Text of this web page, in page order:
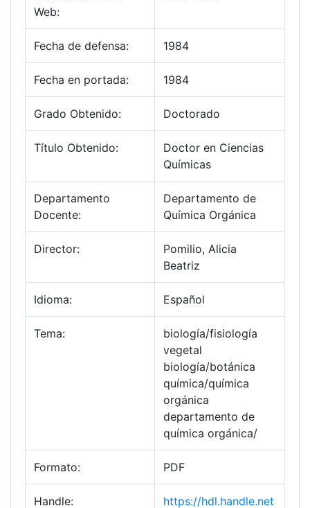
Web:
Fecha de defensa: 1984
Fecha en portada: 1984
Grado Obtenido: Doctorado
Título Obtenido:
Doctor en Ciencias
Químicas
Departamento
Docente:
Departamento de
Química Orgánica
Director:
Pomilio, Alicia
Beatriz
Idioma: Español
Tema:
biología/fisiología
vegetal
biología/botánica
química/química
orgánica
departamento de
química orgánica/
Formato: PDF
Handle:
https://hdl.handle.net